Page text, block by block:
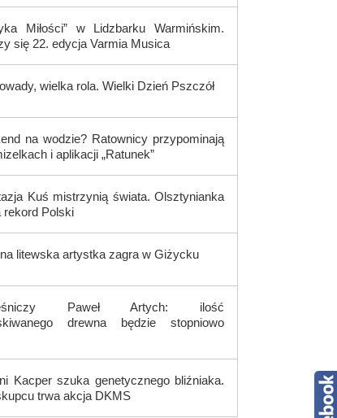
Miłości” w Lidzbarku Warmińskim.
się 22. edycja Varmia Musica
owady, wielka rola. Wielki Dzień Pszczół
na wodzie? Ratownicy przypominają
i aplikacji „Ratunek”
Kuś mistrzynią świata. Olsztynianka
rekord Polski
litewska artystka zagra w Giżycku
Paweł Artych: ilość
drewna będzie stopniowo
Kacper szuka genetycznego bliźniaka.
trwa akcja DKMS